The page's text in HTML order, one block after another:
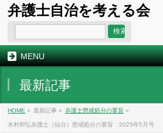
弁護士自治を考える会
MENU
最新記事
HOME » 最新記事 » 弁護士懲戒処分の要旨 »
木村和弘弁護士（仙台）懲戒処分の要旨 2025年5月号